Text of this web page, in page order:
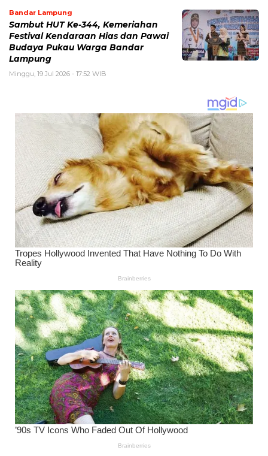
Bandar Lampung
Sambut HUT Ke-344, Kemeriahan
Festival Kendaraan Hias dan Pawai
Budaya Pukau Warga Bandar
Lampung
Minggu, 19 Jul 2026 - 17:52 WIB